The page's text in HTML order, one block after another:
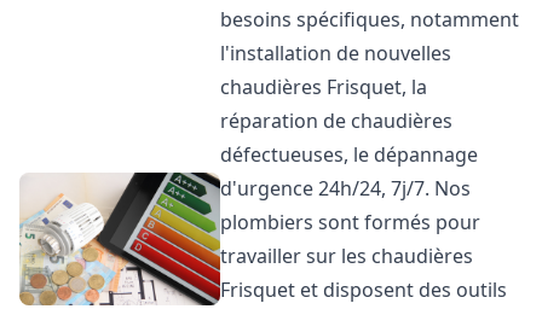
besoins spécifiques, notamment
l'installation de nouvelles
chaudières Frisquet, la
réparation de chaudières
défectueuses, le dépannage
d'urgence 24h/24, 7j/7. Nos
plombiers sont formés pour
travailler sur les chaudières
Frisquet et disposent des outils